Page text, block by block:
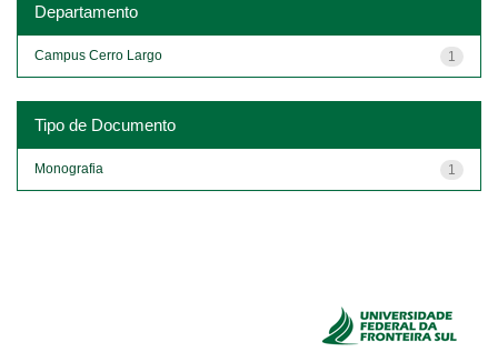
Departamento
1
Campus Cerro Largo
Tipo de Documento
1
Monografia